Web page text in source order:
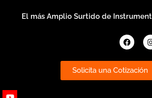
El más Amplio Surtido de
Solicita una Cotización
Youtube